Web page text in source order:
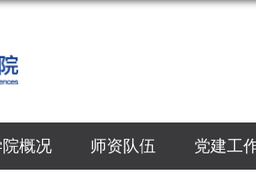
概况 师资队伍 党建工